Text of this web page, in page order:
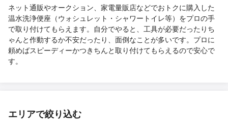
ネット通販やオークション、家電量販店などでおトクに購入した
温水洗浄便座（ウォシュレット・シャワートイレ等）をプロの手
で取り付けてもらえます。自分でやると、工具が必要だったりち
ゃんと作動するか不安だったり、面倒なことが多いです。プロに
頼めばスピーディーかつきちんと取り付けてもらえるので安心で
す。
エリアで絞り込む